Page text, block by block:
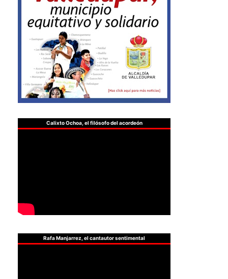
Calixto Ochoa, el filósofo del acordeón
Rafa Manjarrez, el cantautor sentimental